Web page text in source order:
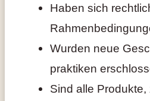
Haben sich
Wurden neue
praktiken
Sind alle